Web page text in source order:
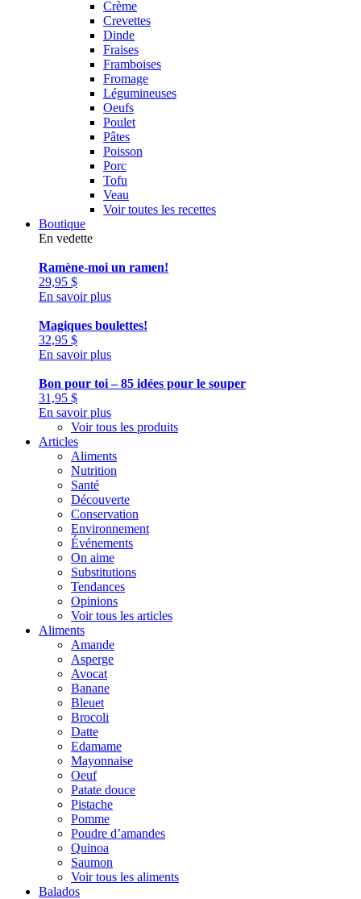
Crème
Crevettes
Dinde
Fraises
Framboises
Fromage
Légumineuses
Oeufs
Poulet
Pâtes
Poisson
Porc
Tofu
Veau
Voir toutes les recettes
Boutique
En vedette
Ramène-moi un ramen!
29,95 $
En savoir plus
Magiques boulettes!
32,95 $
En savoir plus
Bon pour toi – 85 idées pour le souper
31,95 $
En savoir plus
Voir tous les produits
Articles
Aliments
Nutrition
Santé
Découverte
Conservation
Environnement
Événements
On aime
Substitutions
Tendances
Opinions
Voir tous les articles
Aliments
Amande
Asperge
Avocat
Banane
Bleuet
Brocoli
Datte
Edamame
Mayonnaise
Oeuf
Patate douce
Pistache
Pomme
Poudre d’amandes
Quinoa
Saumon
Voir tous les aliments
Balados